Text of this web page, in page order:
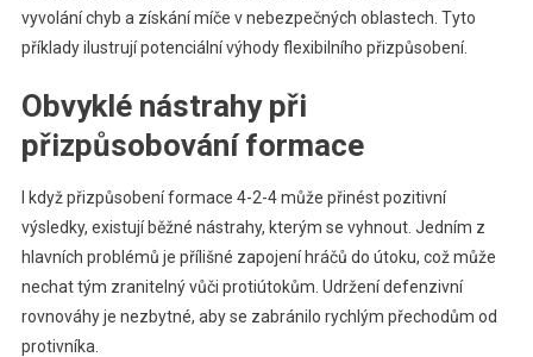
vyvolání chyb a získání míče v nebezpečných oblastech. Tyto
příklady ilustrují potenciální výhody flexibilního přizpůsobení.
Obvyklé nástrahy při
přizpůsobování formace
I když přizpůsobení formace 4-2-4 může přinést pozitivní
výsledky, existují běžné nástrahy, kterým se vyhnout. Jedním z
hlavních problémů je přílišné zapojení hráčů do útoku, což může
nechat tým zranitelný vůči protiútokům. Udržení defenzivní
rovnováhy je nezbytné, aby se zabránilo rychlým přechodům od
protivníka.